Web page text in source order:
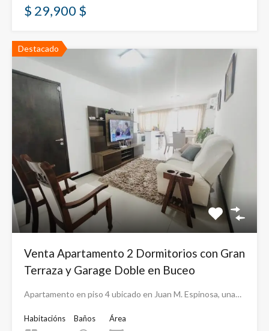
$ 29,900 $
Destacado
Venta Apartamento 2 Dormitorios con Gran
Terraza y Garage Doble en Buceo
Apartamento en piso 4 ubicado en Juan M. Espinosa, una…
Habitacións
Baños
Área